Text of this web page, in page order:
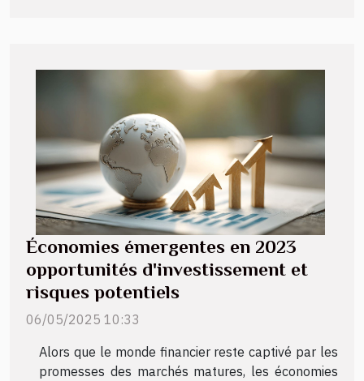
Économies émergentes en 2023
opportunités d'investissement et
risques potentiels
06/05/2025 10:33
Alors que le monde financier reste captivé par les
promesses des marchés matures, les économies